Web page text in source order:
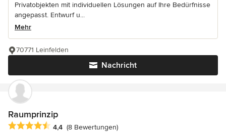
Privatobjekten mit individuellen Lösungen auf Ihre Bedürfnisse
angepasst. Entwurf u...
Mehr
Nachricht
70771 Leinfelden
Raumprinzip
Durchschnittliche Bewertung: 4.4 von 5 Sternen
4,4 (8 Bewertungen)